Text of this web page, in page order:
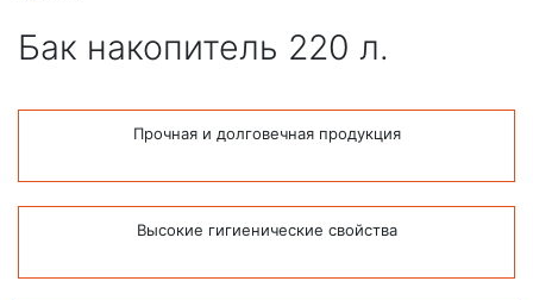
Бак накопитель 220 л.
Прочная и долговечная продукция
Высокие гигиенические свойства